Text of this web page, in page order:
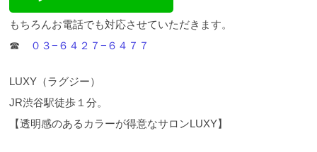
かでしたか？アッシュについて今回はよくないとこ
ろをメインに書かせていただきました。 こういった
視点でいう美容師も珍しいとは思いますがいいこと
ください。 そうすれば必ず希望通りの髪色になれま
す。 他にもご質問やご意見があればラインにてお受
もちろんお電話でも対応させていただきます。
☎︎
０３−６４２７−６４７７
LUXY（ラグジー）
JR渋谷駅徒歩１分。
【透明感のあるカラーが得意なサロンLUXY】